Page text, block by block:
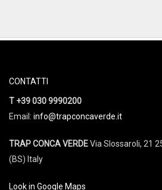
CONTATTI
T +39 030 9990200
Email: info@trapconcaverde.it
TRAP CONCA VERDEVia Slossaroli, 21
(BS) Italy
Look in Google Maps